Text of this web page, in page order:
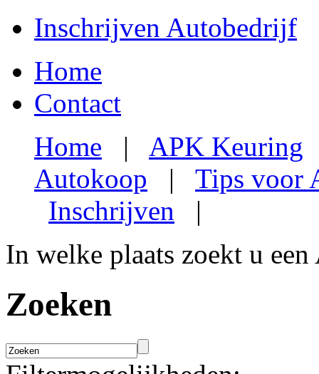
Inschrijven Autobedrijf
Home
Contact
Home | APK Keuring
Autokoop | Tips voor
Inschrijven |
In welke plaats zoekt u
Zoeken